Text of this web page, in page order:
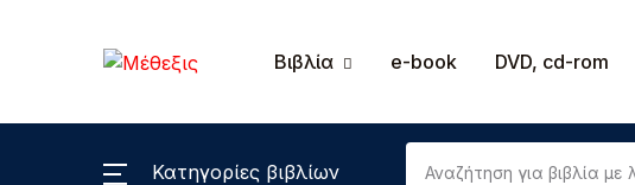
Βιβλία e-book DVD, cd-rom
Κατηγορίες βιβλίων